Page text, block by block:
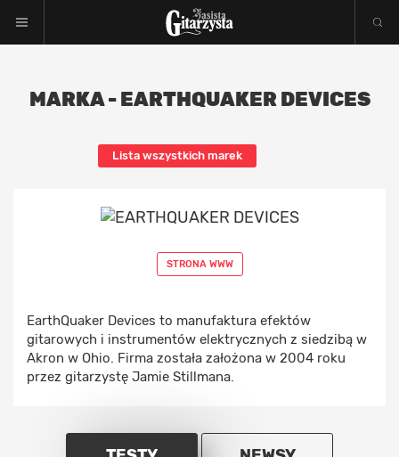
MARKA - EARTHQUAKER DEVICES
Lista wszystkich marek
STRONA WWW
EarthQuaker Devices to manufaktura efektów
gitarowych i instrumentów elektrycznych z siedzibą w
Akron w Ohio. Firma została założona w 2004 roku
przez gitarzystę Jamie Stillmana.